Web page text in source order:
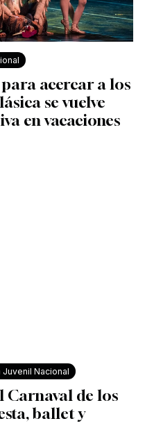
acercar a los
se vuelve
en vacaciones
Nacional
Carnaval de los
ballet y